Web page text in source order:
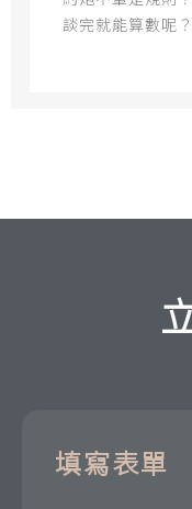
談完就能算數呢
填寫表單